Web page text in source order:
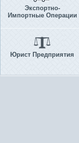
Экспортно-
Импортные Операции
Юрист Предприятия